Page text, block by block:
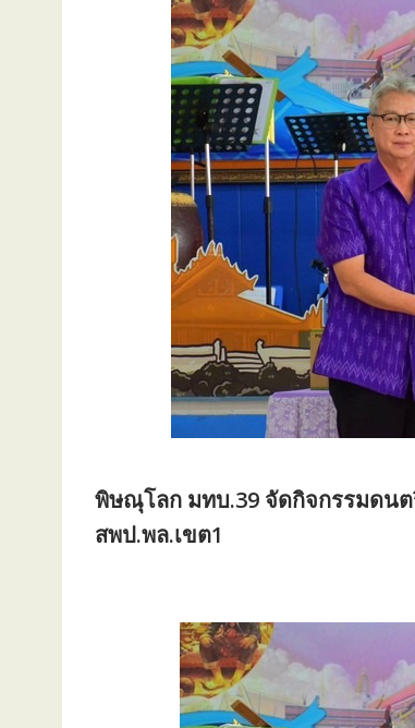
พิษณุโลก มทบ.39 จัดกิจกรรมดน
สพป.พล.เขต1